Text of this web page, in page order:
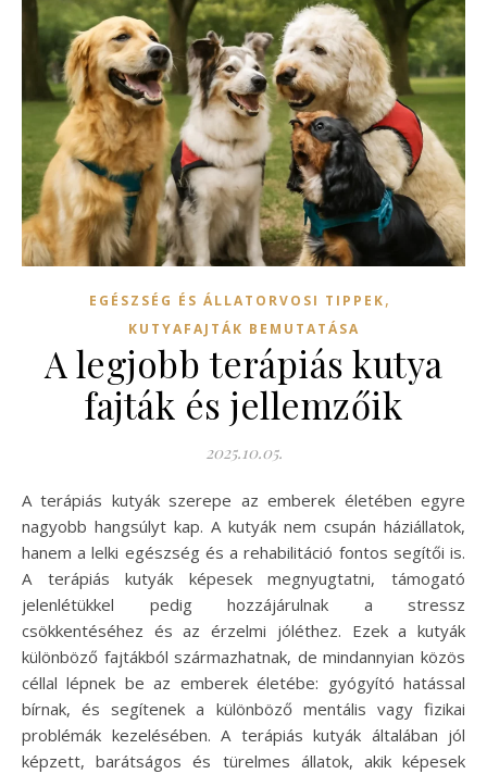
EGÉSZSÉG ÉS ÁLLATORVOSI TIPPEK,
KUTYAFAJTÁK BEMUTATÁSA
A legjobb terápiás kutya
fajták és jellemzőik
2025.10.05.
A terápiás kutyák szerepe az emberek életében egyre
nagyobb hangsúlyt kap. A kutyák nem csupán háziállatok,
hanem a lelki egészség és a rehabilitáció fontos segítői is.
A terápiás kutyák képesek megnyugtatni, támogató
jelenlétükkel pedig hozzájárulnak a stressz
csökkentéséhez és az érzelmi jóléthez. Ezek a kutyák
különböző fajtákból származhatnak, de mindannyian közös
céllal lépnek be az emberek életébe: gyógyító hatással
bírnak, és segítenek a különböző mentális vagy fizikai
problémák kezelésében. A terápiás kutyák általában jól
képzett, barátságos és türelmes állatok, akik képesek